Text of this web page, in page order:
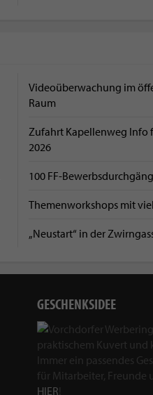
Videoüberwachung im
Raum
Zufahrt Kapellenweg Info
2026
100 FF-
Themenworkshops mit
„Neustart“ in der
GESCHENKSIDEE
Immer ein passendes
für Mitarbeiter, Freunde
HIER!